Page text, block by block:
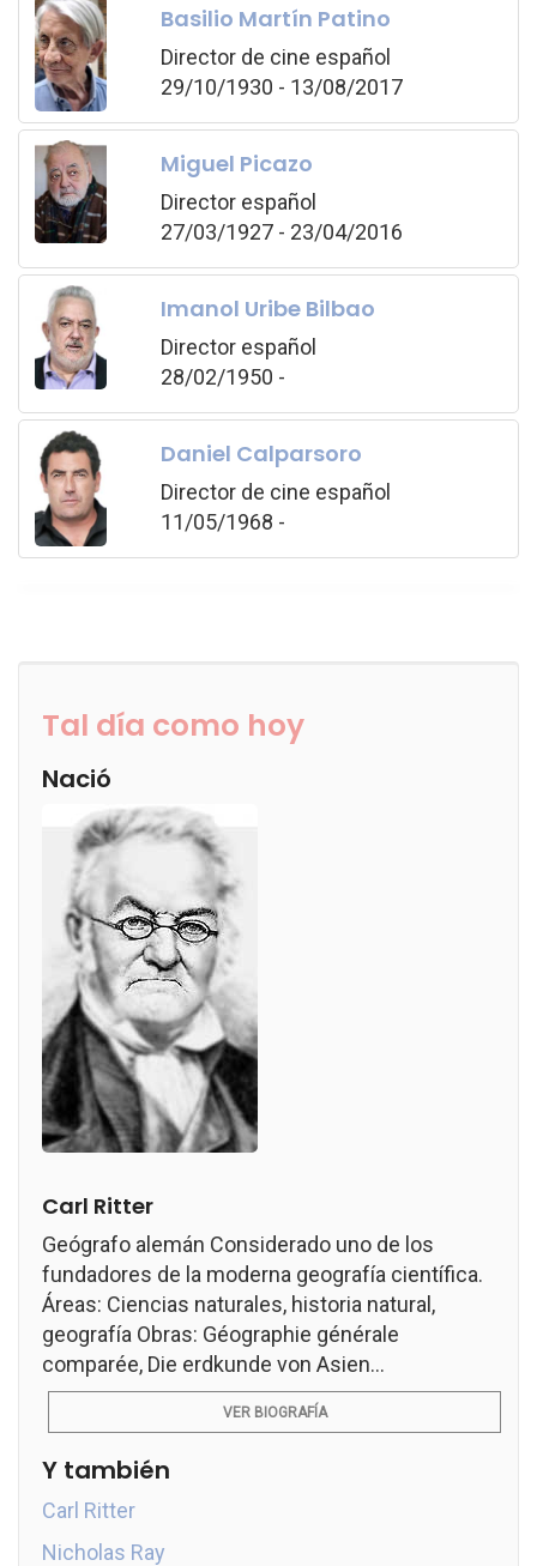
Basilio Martín Patino
Director de cine español
29/10/1930 - 13/08/2017
Miguel Picazo
Director español
27/03/1927 - 23/04/2016
Imanol Uribe Bilbao
Director español
28/02/1950 -
Daniel Calparsoro
Director de cine español
11/05/1968 -
Tal día como hoy
Nació
Carl Ritter
Geógrafo alemán Considerado uno de los
fundadores de la moderna geografía científica.
Áreas: Ciencias naturales, historia natural,
geografía Obras: Géographie générale
comparée, Die erdkunde von Asien...
VER BIOGRAFÍA
Y también
Carl Ritter
Nicholas Ray